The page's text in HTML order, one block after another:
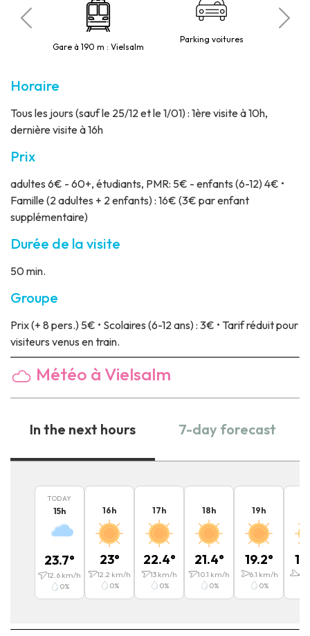
Gare à 190 m : Vielsalm
Parking voitures
Horaire
Tous les jours (sauf le 25/12 et le 1/01) : 1ère visite à 10h,
dernière visite à 16h
Prix
adultes 6€ - 60+, étudiants, PMR: 5€ - enfants (6-12) 4€ •
Famille (2 adultes + 2 enfants) : 16€ (3€ par enfant
supplémentaire)
Durée de la visite
50 min.
Groupe
Prix(+ 8 pers.) 5€ • Scolaires (6-12 ans) : 3€ • Tarif réduit pour
visiteurs venus en train.
Météo à Vielsalm
In the next hours 7-day forecast
TODAY
15h
23.7°
12.6 km/h
0%
16h
23°
12.2 km/h
0%
17h
22.4°
13 km/h
0%
18h
21.4°
10.1 km/h
0%
19h
19.2°
6.1 km/h
0%
4.7